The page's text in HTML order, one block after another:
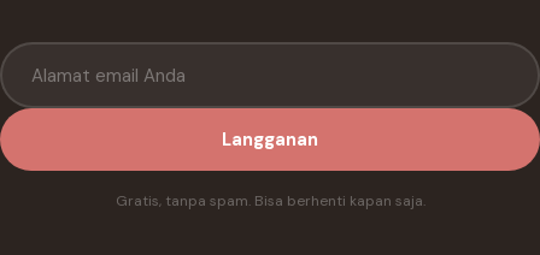
Langganan
Gratis, tanpa spam. Bisa berhenti kapan saja.